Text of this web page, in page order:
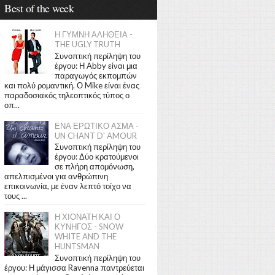
Best of the week
Η ΓΥΜΝΗ ΑΛΗΘΕΙΑ -
THE UGLY TRUTH
Συνοπτική περίληψη του
έργου: Η Abby είναι μια
παραγωγός εκπομπών
και πολύ ρομαντική. Ο Mike είναι ένας
παραδοσιακός τηλεοπτικός τύπος ο
οπ...
ΕΝΑ ΕΡΩΤΙΚΟ ΑΣΜΑ -
UN CHANT D' AMOUR
Συνοπτική περίληψη του
έργου: Δύο κρατούμενοι
σε πλήρη απομόνωση,
απελπισμένοι για ανθρώπινη
επικοινωνία, με έναν λεπτό τοίχο να
τους ...
Η ΧΙΟΝΑΤΗ ΚΑΙ Ο
ΚΥΝΗΓΟΣ - SNOW
WHITE AND THE
HUNTSMAN
Συνοπτική περίληψη του
έργου: Η μάγισσα Ravenna παντρεύεται